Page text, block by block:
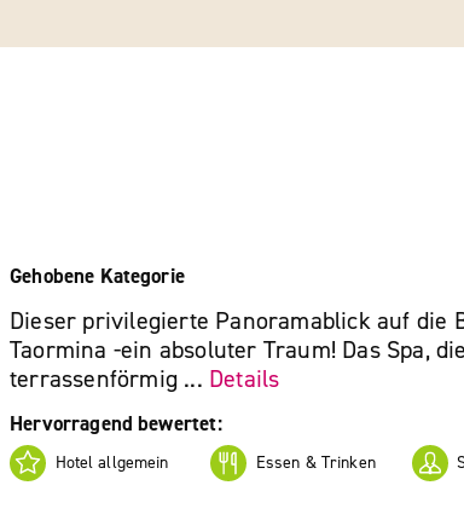
Gehobene Kategorie
Dieser privilegierte Panoramablick auf die
Taormina -ein absoluter Traum! Das Spa,
terrassenförmig ... Details
Hervorragend bewertet:
Hotel allgemein Essen & Trinken